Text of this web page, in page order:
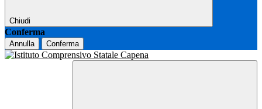
Chiudi
Conferma
Annulla Conferma